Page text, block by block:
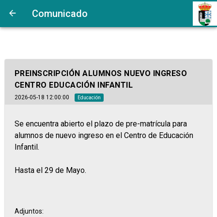
Comunicado
PREINSCRIPCIÓN ALUMNOS NUEVO INGRESO
CENTRO EDUCACIÓN INFANTIL
2026-05-18 12:00:00 Educación
Se encuentra abierto el plazo de pre-matrícula para
alumnos de nuevo ingreso en el Centro de Educación
Infantil.
Hasta el 29 de Mayo.
Adjuntos: